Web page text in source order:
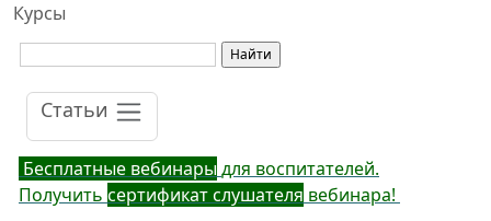
Курсы
Статьи
Бесплатные вебинарыдля воспитателей.
Получить сертификат слушателя вебинара!